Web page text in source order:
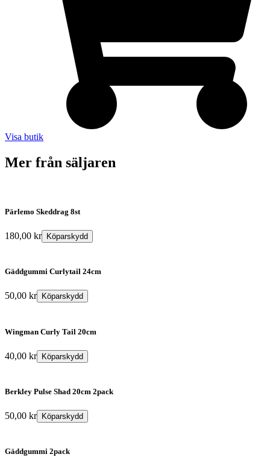
Visa butik
Mer från säljaren
Pärlemo Skeddrag 8st
180,00 kr Köparskydd
Gäddgummi Curlytail 24cm
50,00 kr Köparskydd
Wingman Curly Tail 20cm
40,00 kr Köparskydd
Berkley Pulse Shad 20cm 2pack
50,00 kr Köparskydd
Gäddgummi 2pack